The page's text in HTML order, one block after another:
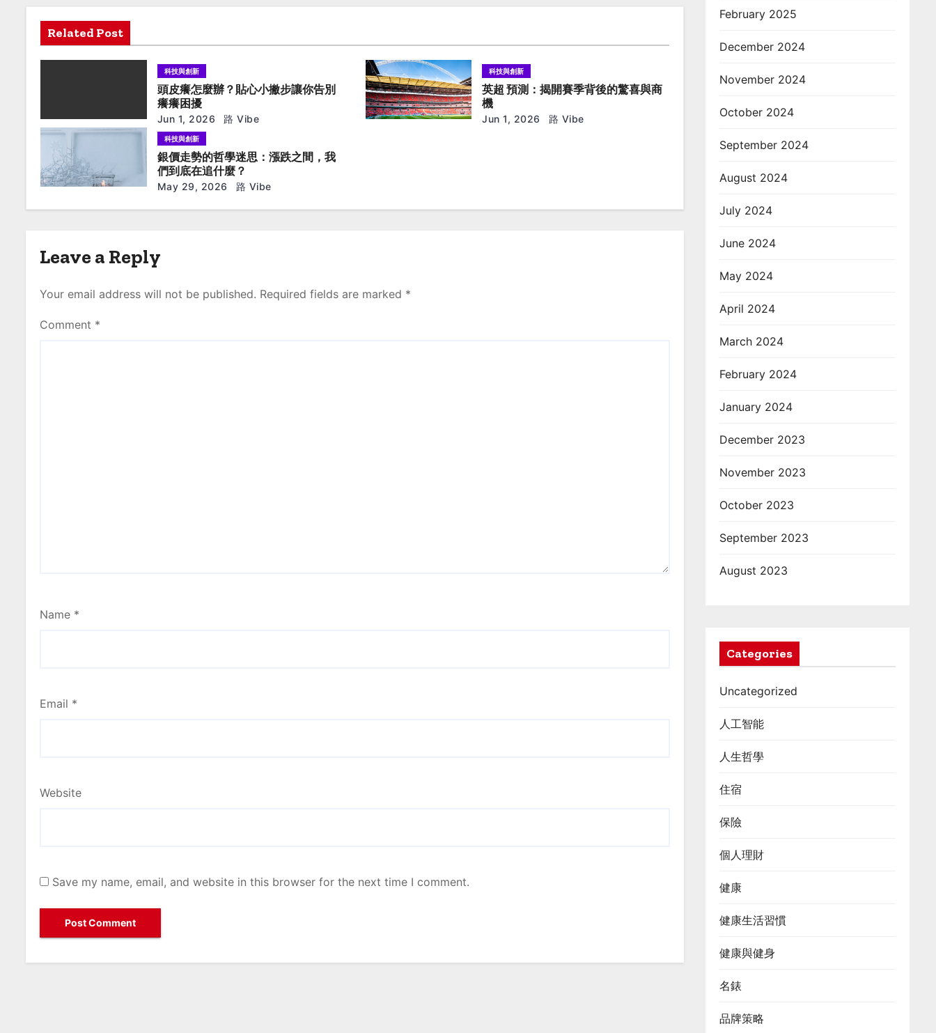
v
i
t
o
n
Related Post
科技與創新
頭皮癢怎麼辦？貼心小撇步讓你告別
癢癢困擾
Jun 1, 2026 路 Vibe
科技與創新
英超 預測：揭開賽季背後的驚喜與商
機
Jun 1, 2026 路 Vibe
科技與創新
銀價走勢的哲學迷思：漲跌之間，我
們到底在追什麼？
May 29, 2026 路 Vibe
Leave a Reply
Your email address will not be published. Required fields are marked *
Comment *
Name *
Email *
Website
Save my name, email, and website in this browser for the next time I comment.
February 2025
December 2024
November 2024
October 2024
September 2024
August 2024
July 2024
June 2024
May 2024
April 2024
March 2024
February 2024
January 2024
December 2023
November 2023
October 2023
September 2023
August 2023
Categories
Uncategorized
人工智能
人生哲學
住宿
保險
個人理財
健康
健康生活習慣
健康與健身
名錶
品牌策略